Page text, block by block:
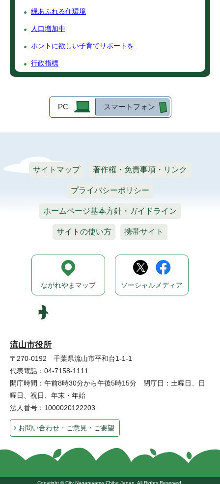
緑あふれる住環境
人口増加中
ホントに欲しい子育てサポートを
行政指標
PC スマートフォン
サイトマップ 著作権・免責事項・リンク
プライバシーポリシー
ホームページ基本方針・ガイドライン
サイトの使い方 携帯サイト
流山市役所
〒270-0192 千葉県流山市平和台1-1-1
代表電話：04-7158-1111
開庁時間：午前8時30分から午後5時15分 閉庁日：土曜日、日
曜日、祝日、年末・年始
法人番号：1000020122203
お問い合わせ・ご意見・ご要望
ながれやまマップ ソーシャルメディア